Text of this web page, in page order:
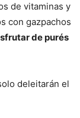
de vitaminas y
con gazpachos
de purés
deleitarán el